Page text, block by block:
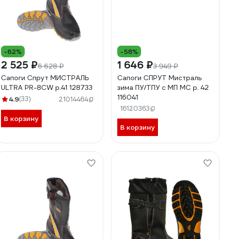
-62%
2 525 ₽6 628 ₽
Сапоги Спрут МИСТРАЛЬ
ULTRA PR-8CW р.41 128733
4.9(33) 21014464
В корзину
-58%
1 646 ₽3 949 ₽
Сапоги СПРУТ Мистраль
зима ПУ/ТПУ с МП МС р. 42
116041
16120363
В корзину